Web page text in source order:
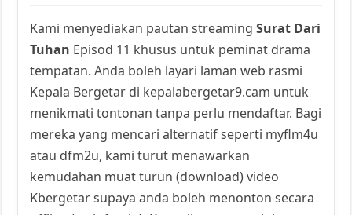
Kami menyediakan pautan streamingSurat Dari
Tuhan Episod 11 khusus untuk peminat drama
tempatan. Anda boleh layari laman web rasmi
Kepala Bergetar di kepalabergetar9.cam untuk
menikmati tontonan tanpa perlu mendaftar. Bagi
mereka yang mencari alternatif seperti myflm4u
atau dfm2u, kami turut menawarkan
kemudahan muat turun (download) video
Kbergetar supaya anda boleh menonton secara